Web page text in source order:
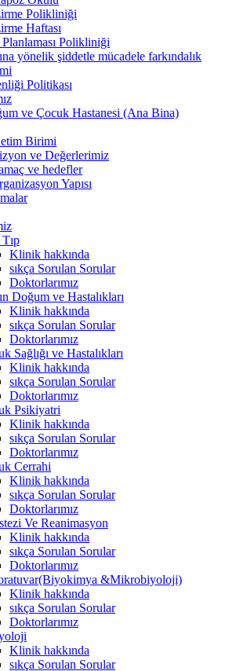
Polikliniği
Haftası
Polikliniği
yönelik şiddetle mücadele farkındalık
Politikası
ve Çocuk Hastanesi (Ana Bina)
Birimi
ve Değerlerimiz
ve hedefler
Yapısı
Klinik hakkında
sıkça Sorulan Sorular
Doktorlarımız
Doğum ve Hastalıkları
Klinik hakkında
sıkça Sorulan Sorular
Doktorlarımız
Sağlığı ve Hastalıkları
Klinik hakkında
sıkça Sorulan Sorular
Doktorlarımız
Psikiyatri
Klinik hakkında
sıkça Sorulan Sorular
Doktorlarımız
Cerrahi
Klinik hakkında
sıkça Sorulan Sorular
Doktorlarımız
Ve Reanimasyon
Klinik hakkında
sıkça Sorulan Sorular
Doktorlarımız
&Mikrobiyoloji)
Klinik hakkında
sıkça Sorulan Sorular
Doktorlarımız
Klinik hakkında
sıkça Sorulan Sorular